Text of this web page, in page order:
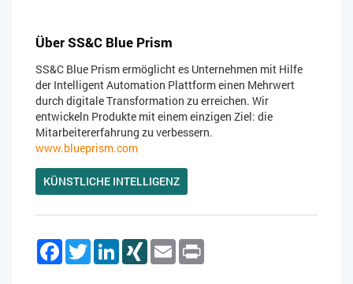
Über SS&C Blue Prism
SS&C Blue Prism ermöglicht es Unternehmen mit Hilfe
der Intelligent Automation Plattform einen Mehrwert
durch digitale Transformation zu erreichen. Wir
entwickeln Produkte mit einem einzigen Ziel: die
Mitarbeitererfahrung zu verbessern.
www.blueprism.com
KÜNSTLICHE INTELLIGENZ
FacebookTwitterLinkedInXING Email